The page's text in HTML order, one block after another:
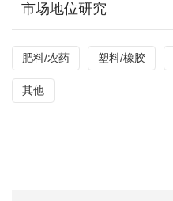
市场地位研究
肥料/农药 塑料/橡胶
其他